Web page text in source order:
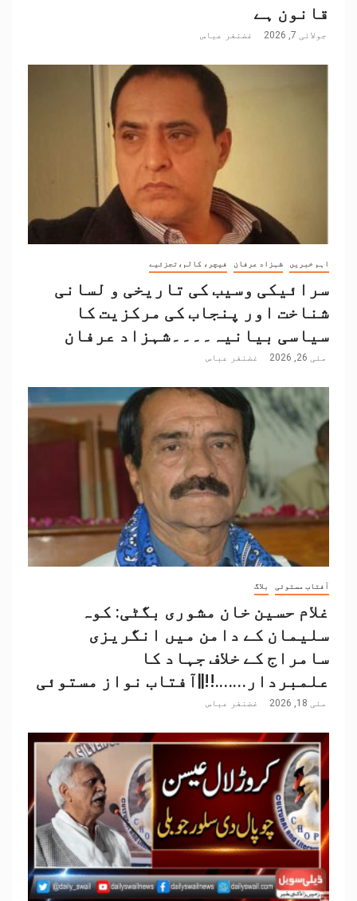
قانون ہے
جولائی 7, 2026 غضنفر عباس
اہم خبریں شہزاد عرفان فیچر، کالم،تجزئیے
سرائیکی وسیب کی تاریخی و لسانی
شناخت اور پنجاب کی مرکزیت کا
سیاسی بیانیہ۔۔۔۔شہزاد عرفان
مئی 26, 2026 غضنفر عباس
آفتاب مستوئی بلاگ
غلام حسین خان مشوری بگٹی: کوہ
سلیمان کے دامن میں انگریزی
سامراج کے خلاف جہاد کا
علمبردار…….!!||آفتاب نواز مستوئی
مئی 18, 2026 غضنفر عباس